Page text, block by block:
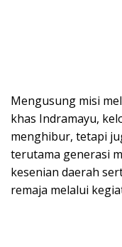
Mengusung misi
khas Indramayu,
menghibur, tetapi
terutama generasi
kesenian daerah
remaja melalui